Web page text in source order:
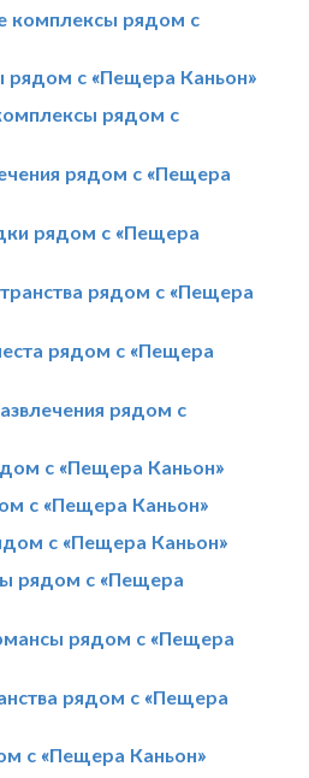
комплексы рядом с
рядом с «Пещера Каньон»
рядом с
рядом с «Пещера
рядом с «Пещера
рядом с «Пещера
рядом с «Пещера
рядом с
с «Пещера Каньон»
с «Пещера Каньон»
с «Пещера Каньон»
рядом с «Пещера
рядом с «Пещера
рядом с «Пещера
с «Пещера Каньон»